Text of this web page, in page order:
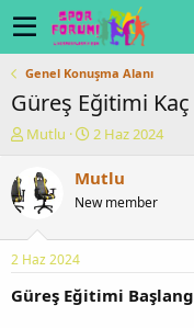
Genel Konuşma Alanı
Güreş Eğitimi Kaç
K
b
a
ş
Mutlu
B
ş
a
ç
2 Haz 2024
Mutlu
New member
2 Haz 2024
Güreş Eğitimi